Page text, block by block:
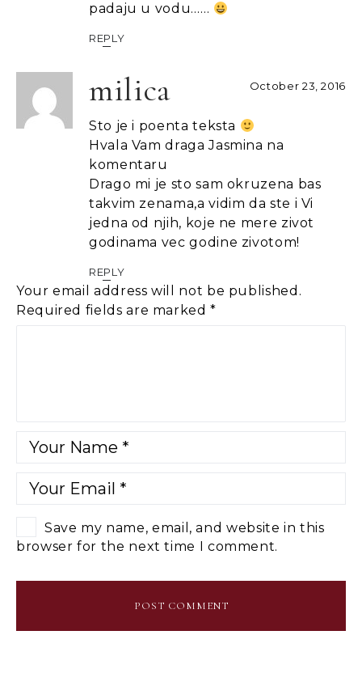
padaju u vodu……
REPLY
milica October 23, 2016
Sto je i poenta teksta
Hvala Vam draga Jasmina na
komentaru
Drago mi je sto sam okruzena bas
takvim zenama,a vidim da ste i Vi
jedna od njih, koje ne mere zivot
godinama vec godine zivotom!
REPLY
Your email address will not be published.
Required fields are marked*
Save my name, email, and website in this
browser for the next time I comment.